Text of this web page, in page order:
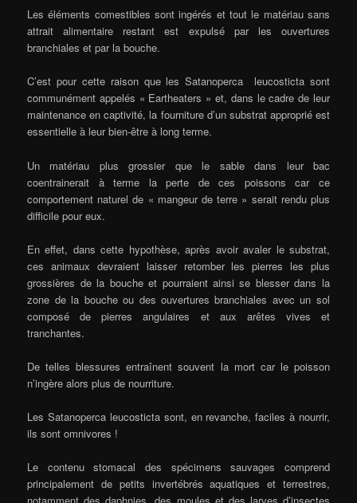
Les éléments comestibles sont ingérés et tout le matériau sans
attrait alimentaire restant est expulsé par les ouvertures
branchiales et par la bouche.
C’est pour cette raison que les Satanoperca leucosticta sont
communément appelés « Eartheaters » et, dans le cadre de leur
maintenance en captivité, la fourniture d’un substrat approprié est
essentielle à leur bien-être à long terme.
Un matériau plus grossier que le sable dans leur bac
coentrainerait à terme la perte de ces poissons car ce
comportement naturel de « mangeur de terre » serait rendu plus
difficile pour eux.
En effet, dans cette hypothèse, après avoir avaler le substrat,
ces animaux devraient laisser retomber les pierres les plus
grossières de la bouche et pourraient ainsi se blesser dans la
zone de la bouche ou des ouvertures branchiales avec un sol
composé de pierres angulaires et aux arêtes vives et
tranchantes.
De telles blessures entraînent souvent la mort car le poisson
n’ingère alors plus de nourriture.
Les Satanoperca leucosticta sont, en revanche, faciles à nourrir,
ils sont omnivores !
Le contenu stomacal des spécimens sauvages comprend
principalement de petits invertébrés aquatiques et terrestres,